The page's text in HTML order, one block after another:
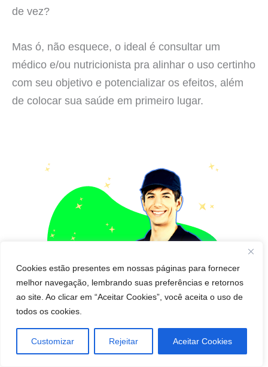
Cookies estão presentes em nossas páginas para fornecer
melhor navegação, lembrando suas preferências e retornos
ao site. Ao clicar em “Aceitar Cookies”, você aceita o uso de
todos os cookies.
Customizar Rejeitar Aceitar Cookies
de vez?
Mas ó, não esquece, o ideal é consultar um
médico e/ou nutricionista pra alinhar o uso certinho
com seu objetivo e potencializar os efeitos, além
de colocar sua saúde em primeiro lugar.